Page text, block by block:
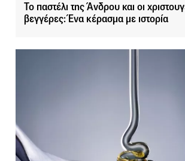
Το παστέλι της Άνδρου και οι
βεγγέρες: Ένα κέρασμα με ιστορία